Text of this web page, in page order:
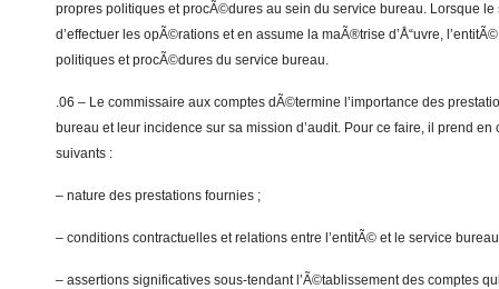
propres politiques et procÃ©dures au sein du service bureau. Lorsque
d’effectuer les opÃ©rations et en assume la maÃ®trise d’Å“uvre,
politiques et procÃ©dures du service bureau.
.06 – Le commissaire aux comptes dÃ©termine l’importance des
bureau et leur incidence sur sa mission d’audit. Pour ce faire, il prend
suivants :
– nature des prestations fournies ;
– conditions contractuelles et relations entre l’entitÃ© et le service
– assertions significatives sous-tendant l’Ã©tablissement des comptes